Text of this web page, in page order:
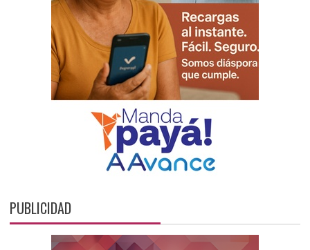
PUBLICIDAD